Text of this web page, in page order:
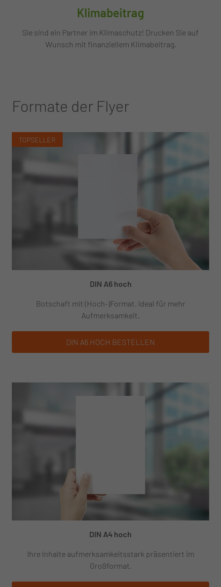
Klimabeitrag
Sie sind ein Partner im Klimaschutz! Drucken Sie auf
Wunsch mit finanziellem Klimabeitrag.
Formate der Flyer
TOPSELLER
DIN A6 hoch
Botschaft mit (Hoch-)Format. Ideal für mehr
Aufmerksamkeit.
DIN A6 HOCH BESTELLEN
DIN A4 hoch
Ihre Inhalte aufmerksamkeitsstark präsentiert im
Großformat.